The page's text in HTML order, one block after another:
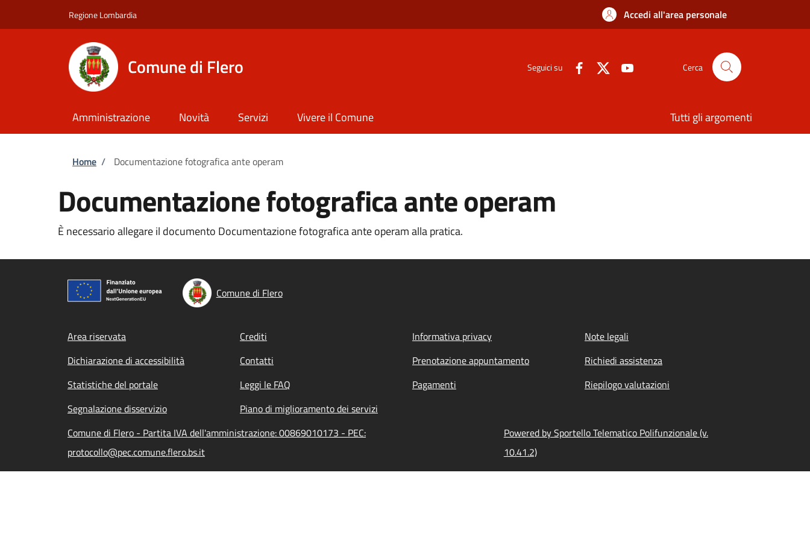
Regione Lombardia Accedi all'area personale
Comune di Flero Seguici su Cerca
Amministrazione Novità Servizi Vivere il Comune Tutti gli argomenti
Briciole di pane
Home / Documentazione fotografica ante operam
Documentazione fotografica ante operam
È necessario allegare il documento Documentazione fotografica ante operam alla pratica.
Comune di Flero
Footer menu
Area riservata Crediti Informativa privacy
Note legali
Dichiarazione di accessibilità
Contatti Prenotazione appuntamento
Richiedi assistenza
Statistiche del portale
Leggi le FAQ Pagamenti
Riepilogo valutazioni
Segnalazione disservizio
Piano di miglioramento dei servizi
Comune di Flero - Partita IVA dell'amministrazione: 00869010173 - PEC:
protocollo@pec.comune.flero.bs.it
Powered by Sportello Telematico Polifunzionale (v.
10.41.2)